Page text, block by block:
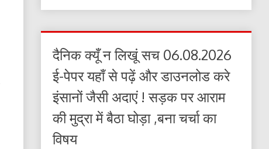
दैनिक क्यूँ न लिखूं सच 06.08.2026
ई-पेपर यहाँ से पढ़ें और डाउनलोड करे
इंसानों जैसी अदाएं ! सड़क पर आराम
की मुद्रा में बैठा घोड़ा ,बना चर्चा का
विषय